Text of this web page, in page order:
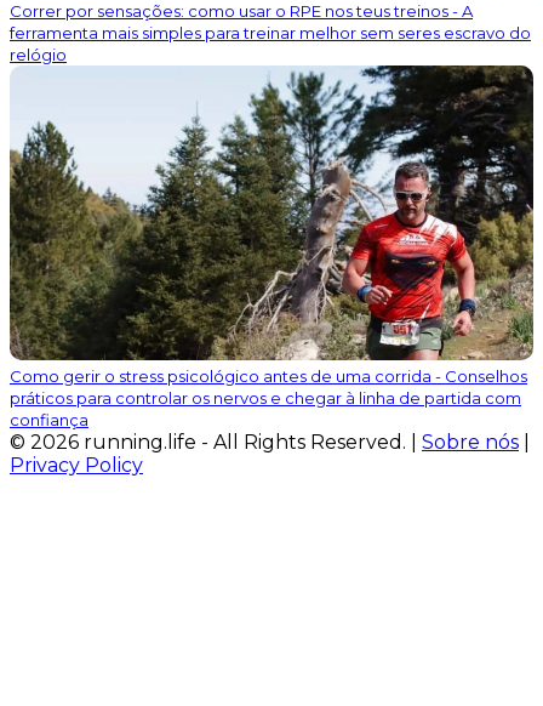
Correr por sensações: como usar o RPE nos teus treinos - A
ferramenta mais simples para treinar melhor sem seres escravo do
relógio
Como gerir o stress psicológico antes de uma corrida - Conselhos
práticos para controlar os nervos e chegar à linha de partida com
confiança
© 2026 running.life - All Rights Reserved. | Sobre nós
Privacy Policy